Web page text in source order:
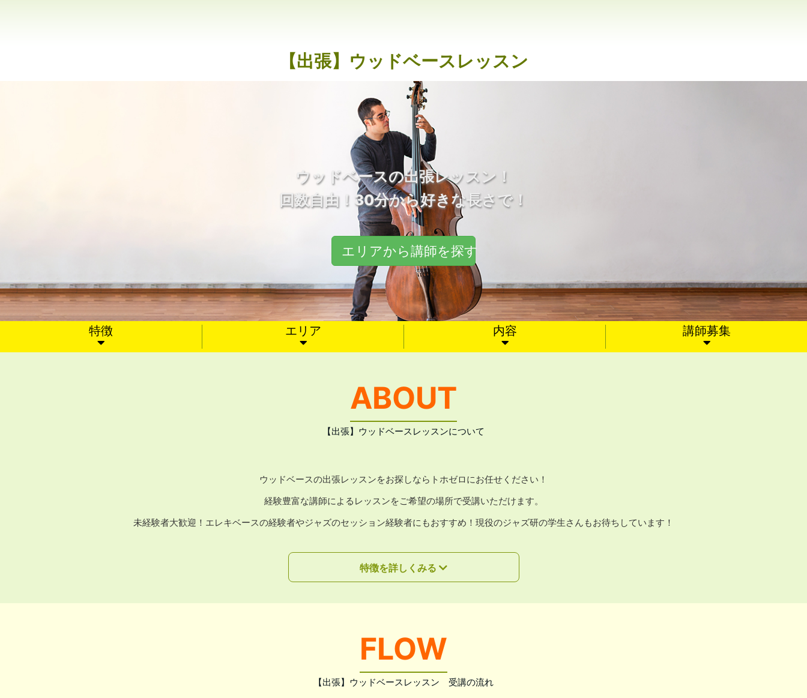
【出張】ウッドベースレッスン
ウッドベースの出張レッスン！
回数自由！30分から好きな長さで！
エリアから講師を探す
特徴 エリア 内容 講師募集
【出張】ウッドベースレッスンについて
ABOUT
ウッドベースの出張レッスンをお探しならトホゼロにお任せください！
経験豊富な講師によるレッスンをご希望の場所で受講いただけます。
未経験者大歓迎！エレキベースの経験者やジャズのセッション経験者にもおすすめ！現役のジャズ研の学生さんもお待ちしています！
特徴を詳しくみる
【出張】ウッドベースレッスン 受講の流れ
FLOW